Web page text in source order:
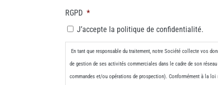
RGPD *
J’accepte la politique de confidentialité.
En tant que responsable du traitement, notre Société collecte vos
de gestion de ses activités commerciales dans le cadre de son
commandes et/ou opérations de prospection). Conformément à la loi